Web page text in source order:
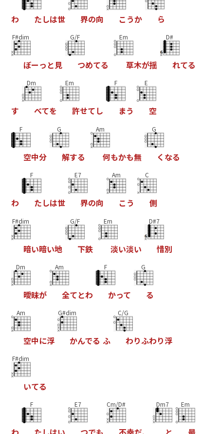
わ たしは世 界の向 こ うか ら
F#dim
ぼーっ と見
G/F
つめてる
Em
草木が揺
D#
れてる
す
Dm
べてを
Em
許せてし
F
まう
E
空
F
空中分
G
解する
Am
何もかも無
G
く なる
わ
F
たしは世
E7
界の向
Am
こ う
C
側
F#dim
暗い暗い地
G/F
下鉄
Em
淡い淡い
D#7
惜別
Dm
曖昧が
Am
全てとわ
F
かって
G
る
Am
空中に浮
G#dim
かんでる ふ
C/G
わりふわり浮
F#dim
いてる
F E7 Cm/D# Dm7 Em